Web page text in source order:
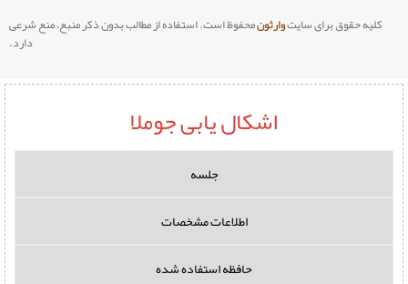
وارثونمحفوظ است. استفاده از مطالب بدون ذکر منبع، منع شرعی
اشکال یابی جوملا